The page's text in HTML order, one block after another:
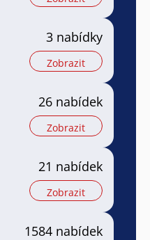
3 nabídky
Zobrazit
26 nabídek
Zobrazit
21 nabídek
Zobrazit
1584 nabídek